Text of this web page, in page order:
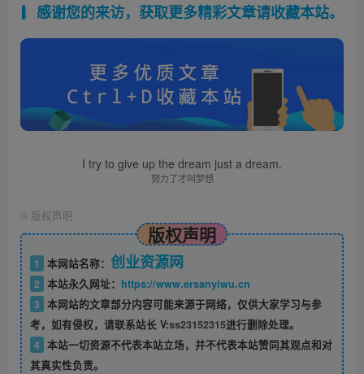
感谢您的来访，获取更多精彩文章请收藏本站。
I try to give up the dream just a dream.
努力了才叫梦想
© 版权声明
版权声明
1 本网站名称： 创业资源网
2 本站永久网址： https://www.ersanyiwu.cn
3 本网站的文章部分内容可能来源于网络，仅供大家学习与参
考，如有侵权，请联系站长 V:ss23152315进行删除处理。
4 本站一切资源不代表本站立场，并不代表本站赞同其观点和对
其真实性负责。